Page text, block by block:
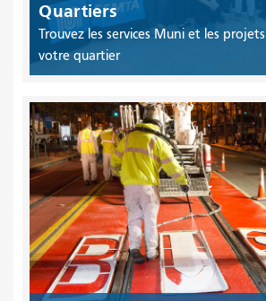
Quartiers
Trouvez les services Muni et les
votre quartier